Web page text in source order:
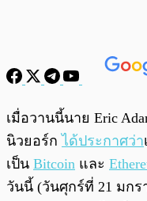
พร้อมเล่น
เมื่อวานนี้นาย Eric
นิวยอร์ก ได้ประกาศว่า
เป็น Bitcoin และ
วันนี้ (วันศุกร์ที่ 21 มก